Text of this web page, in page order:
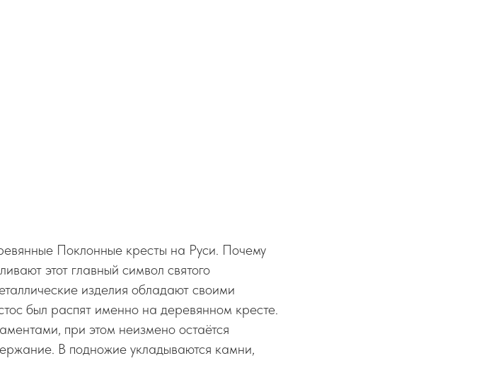
Поклонные кресты на Руси. Почему
этот главный символ святого
изделия обладают своими
был распят именно на деревянном кресте.
при этом неизмено остаётся
В подножие укладываются камни,